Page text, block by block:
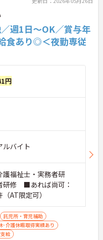
週1日～OK／賞与年
食あり◎＜夜勤専従
円
ルバイト
福祉士・実務者研
研修 ■あれば尚可：
AT限定可）
託児所・育児補助
･介護休暇取得実績あり
給